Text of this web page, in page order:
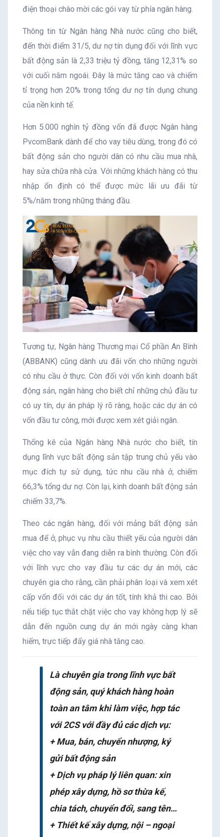
điện thoại chào mời các gói vay từ phía ngân hàng.
Thông tin từ Ngân hàng Nhà nước cũng cho biết,
đến thời điểm 31/5, dư nợ tín dụng đối với lĩnh vực
bất động sản là 2,33 triệu tỷ đồng, tăng 12,31% so
với cuối năm ngoái. Đây là mức tăng cao và chiếm
tỉ trọng hơn 20% trong tổng dư nợ tín dụng chung
của nền kinh tế.
Hơn 5.000 nghìn tỷ đồng vốn đã được Ngân hàng
PvcomBank dành để cho vay tiêu dùng, trong đó có
bất động sản cho người dân có nhu cầu mua nhà,
hay sửa chữa nhà cửa. Với những khách hàng có thu
nhập ổn định có thể được mức lãi ưu đãi từ
5%/năm trong những tháng đầu.
Tương tự, Ngân hàng Thương mại Cổ phần An Bình
(ABBANK) cũng dành ưu đãi vốn cho những người
có nhu cầu ở thực. Còn đối với vốn kinh doanh bất
động sản, ngân hàng cho biết chỉ những chủ đầu tư
có uy tín, dự án pháp lý rõ ràng, hoặc các dự án có
vốn đầu tư công, mới được xem xét giải ngân.
Thống kê của Ngân hàng Nhà nước cho biết, tín
dụng lĩnh vực bất động sản tập trung chủ yếu vào
mục đích tự sử dụng, tức nhu cầu nhà ở, chiếm
66,3% tổng dư nợ. Còn lại, kinh doanh bất động sản
chiếm 33,7%.
Theo các ngân hàng, đối với mảng bất động sản
mua để ở, phục vụ nhu cầu thiết yếu của người dân
việc cho vay vẫn đang diễn ra bình thường. Còn đối
với lĩnh vực cho vay đầu tư các dự án mới, các
chuyên gia cho rằng, cần phải phân loại và xem xét
cấp vốn đối với các dự án tốt, tính khả thi cao. Bởi
nếu tiếp tục thắt chặt việc cho vay không hợp lý sẽ
dẫn đến nguồn cung dự án mới ngày càng khan
hiếm, trực tiếp đẩy giá nhà tăng cao.
Là chuyên gia trong lĩnh vực bất
động sản, quý khách hàng hoàn
toàn an tâm khi làm việc, hợp tác
với 2CS với đầy đủ các dịch vụ:
+ Mua, bán, chuyển nhượng, ký
gửi bất động sản
+ Dịch vụ pháp lý liên quan: xin
phép xây dựng, hồ sơ thừa kế,
chia tách, chuyển đổi, sang tên…
+ Thiết kế xây dựng, nội – ngoại